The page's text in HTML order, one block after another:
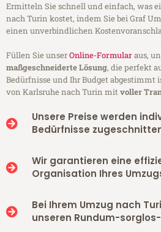
Ermitteln Sie schnell und einfach, was
nach Turin kostet, indem Sie bei Graf
einen unverbindlichen
Füllen Sie unserOnline-Formularaus,
maßgeschneiderte Lösung, die perfekt
Bedürfnisse und Ihr Budget abgestimmt
von Karlsruhe nach Turin mitvoller
Unsere Preise werden
Bedürfnisse
Wir garantieren eine
Organisation Ihres
Bei Ihrem Umzug nach
unseren Rundum-